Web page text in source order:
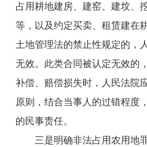
占用耕地建房、建窑、建坟、
等，以及约定买卖、租赁建在
土地管理法的禁止性规定的，
无效。此类合同被认定无效的
补偿、赔偿损失时，人民法院
原则，结合当事人的过错程度
的民事责任。
三是明确非法占用农用地罪